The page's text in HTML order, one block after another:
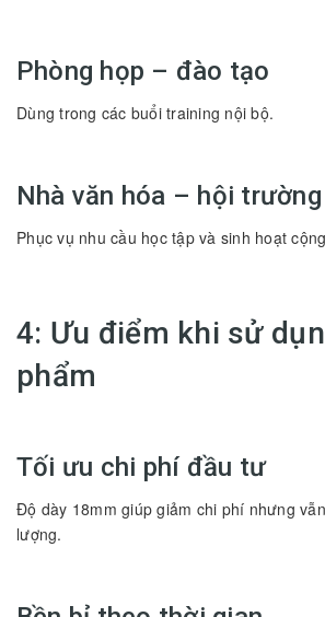
Phòng họp – đào tạo
Dùng trong các buổi training nội bộ.
Nhà văn hóa – hội trường
Phục vụ nhu cầu học tập và sinh hoạt
4: Ưu điểm khi sử
phẩm
Tối ưu chi phí đầu tư
Độ dày 18mm giúp giảm chi phí nhưng
lượng.